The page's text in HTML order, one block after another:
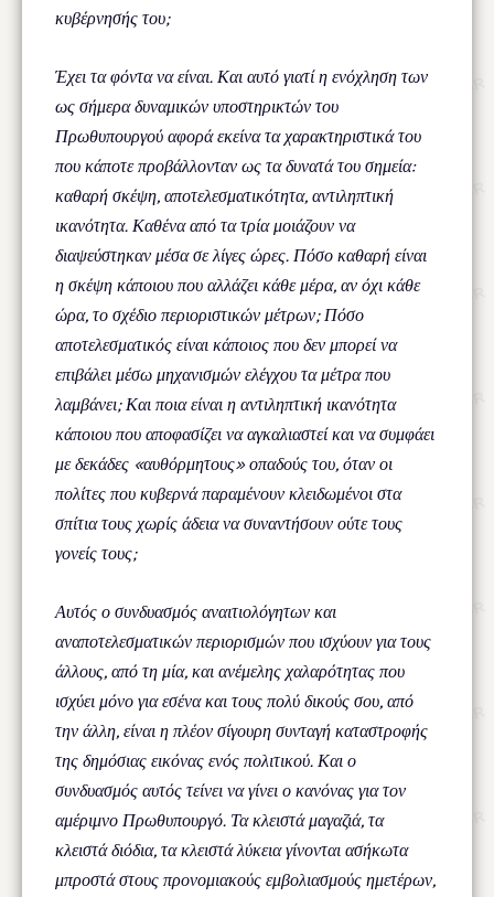
κυβέρνησής του;
Έχει τα φόντα να είναι. Και αυτό γιατί η ενόχληση των
ως σήμερα δυναμικών υποστηρικτών του
Πρωθυπουργού αφορά εκείνα τα χαρακτηριστικά του
που κάποτε προβάλλονταν ως τα δυνατά του σημεία:
καθαρή σκέψη, αποτελεσματικότητα, αντιληπτική
ικανότητα. Καθένα από τα τρία μοιάζουν να
διαψεύστηκαν μέσα σε λίγες ώρες. Πόσο καθαρή είναι
η σκέψη κάποιου που αλλάζει κάθε μέρα, αν όχι κάθε
ώρα, το σχέδιο περιοριστικών μέτρων; Πόσο
αποτελεσματικός είναι κάποιος που δεν μπορεί να
επιβάλει μέσω μηχανισμών ελέγχου τα μέτρα που
λαμβάνει; Και ποια είναι η αντιληπτική ικανότητα
κάποιου που αποφασίζει να αγκαλιαστεί και να συμφάει
με δεκάδες «αυθόρμητους» οπαδούς του, όταν οι
πολίτες που κυβερνά παραμένουν κλειδωμένοι στα
σπίτια τους χωρίς άδεια να συναντήσουν ούτε τους
γονείς τους;
Αυτός ο συνδυασμός αναιτιολόγητων και
αναποτελεσματικών περιορισμών που ισχύουν για τους
άλλους, από τη μία, και ανέμελης χαλαρότητας που
ισχύει μόνο για εσένα και τους πολύ δικούς σου, από
την άλλη, είναι η πλέον σίγουρη συνταγή καταστροφής
της δημόσιας εικόνας ενός πολιτικού. Και ο
συνδυασμός αυτός τείνει να γίνει ο κανόνας για τον
αμέριμνο Πρωθυπουργό. Τα κλειστά μαγαζιά, τα
κλειστά διόδια, τα κλειστά λύκεια γίνονται ασήκωτα
μπροστά στους προνομιακούς εμβολιασμούς ημετέρων,